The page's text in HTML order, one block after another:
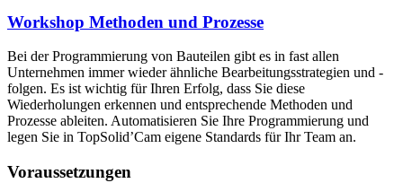
Workshop Methoden und Prozesse
Bei der Programmierung von Bauteilen gibt es in fast allen
Unternehmen immer wieder ähnliche Bearbeitungsstrategien und -
folgen. Es ist wichtig für Ihren Erfolg, dass Sie diese
Wiederholungen erkennen und entsprechende Methoden und
Prozesse ableiten. Automatisieren Sie Ihre Programmierung und
legen Sie in TopSolid’Cam eigene Standards für Ihr Team an.
Voraussetzungen